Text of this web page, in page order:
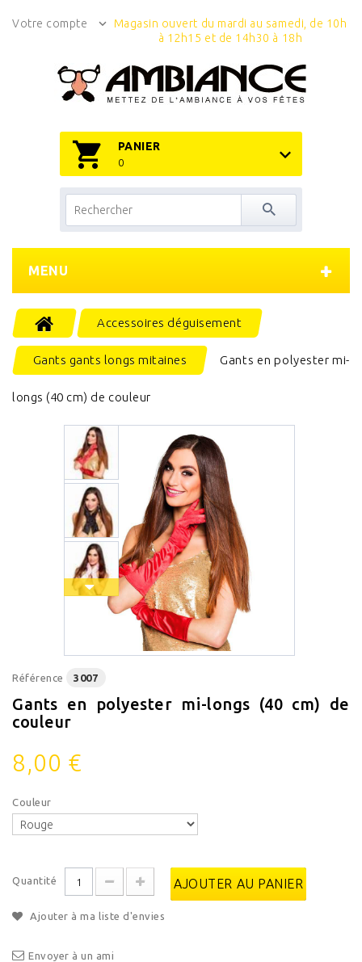
Votre compte
Magasin ouvert du mardi au samedi, de 10h
à 12h15 et de 14h30 à 18h
PANIER
0
MENU
Accessoires déguisement
Gants gants longs mitaines Gants en polyester mi-
longs (40 cm) de couleur
Référence 3007
Gants en polyester mi-longs (40 cm) de
couleur
8,00 €
Couleur
Quantité AJOUTER AU PANIER
Ajouter à ma liste d'envies
Envoyer à un ami